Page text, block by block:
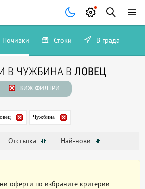
Почивки Стоки В града
В ЧУЖБИНА В ЛОВЕЦ
ВИЖ ФИЛТРИ
Чужбина
Отстъпка Най-нови
оферти по избраните критерии: